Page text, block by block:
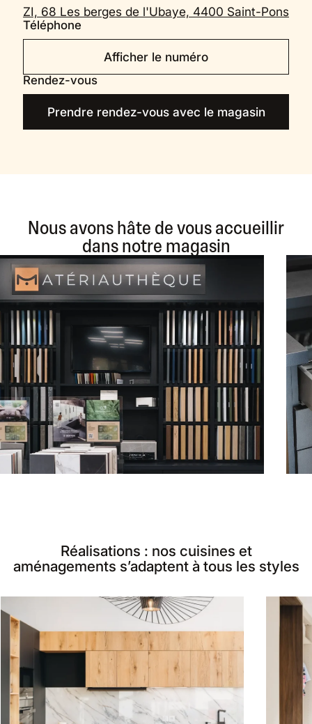
ZI, 68 Les berges de l'Ubaye, 4400 Saint-Pons
Téléphone
Afficher le numéro
Rendez-vous
Prendre rendez-vous avec le magasin
Nous avons hâte de vous accueillir
dans notre magasin
Réalisations : nos cuisines et
aménagements s’adaptent à tous les styles